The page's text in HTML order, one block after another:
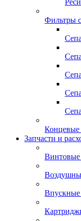
Фильтры
Концевые
Запчасти и
Винтовые
Впускные